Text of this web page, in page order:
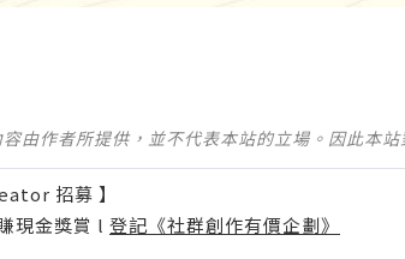
由作者所提供，並不代表本站的立場。因此本
招募 】
現金獎賞 l 登記《社群創作有價企劃》